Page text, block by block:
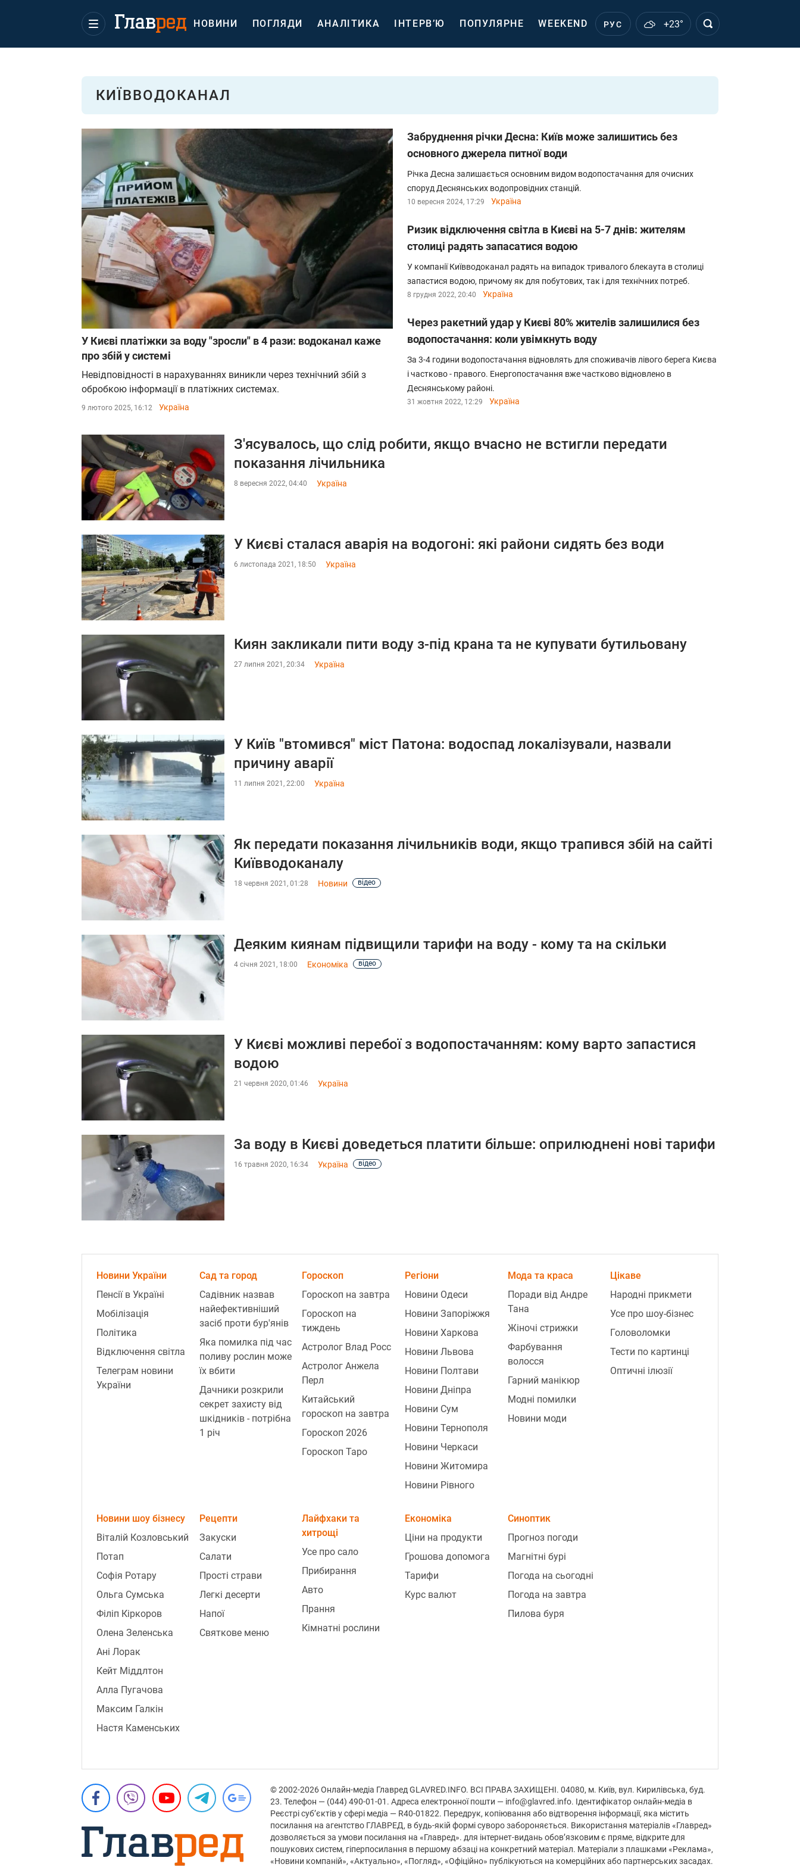
НОВИНИ ПОГЛЯДИ АНАЛІТИКА ІНТЕРВ’Ю ПОПУЛЯРНЕ WEEKEND РУС +23°
КИЇВВОДОКАНАЛ
У Києві платіжки за воду "зросли" в 4 рази: водоканал каже
про збій у системі
Невідповідності в нарахуваннях виникли через технічний збій з
обробкою інформації в платіжних системах.
9 лютого 2025, 16:12 Україна
Забруднення річки Десна: Київ може залишитись без
основного джерела питної води
Річка Десна залишається основним видом водопостачання для очисних
споруд Деснянських водопровідних станцій.
10 вересня 2024, 17:29 Україна
Ризик відключення світла в Києві на 5-7 днів: жителям
столиці радять запасатися водою
У компанії Київводоканал радять на випадок тривалого блекаута в столиці
запастися водою, причому як для побутових, так і для технічних потреб.
8 грудня 2022, 20:40 Україна
Через ракетний удар у Києві 80% жителів залишилися без
водопостачання: коли увімкнуть воду
За 3-4 години водопостачання відновлять для споживачів лівого берега Києва
і частково - правого. Енергопостачання вже частково відновлено в
Деснянському районі.
31 жовтня 2022, 12:29 Україна
З'ясувалось, що слід робити, якщо вчасно не встигли передати
показання лічильника
8 вересня 2022, 04:40 Україна
У Києві сталася аварія на водогоні: які райони сидять без води
6 листопада 2021, 18:50 Україна
Киян закликали пити воду з-під крана та не купувати бутильовану
27 липня 2021, 20:34 Україна
У Київ "втомився" міст Патона: водоспад локалізували, назвали
причину аварії
11 липня 2021, 22:00 Україна
Як передати показання лічильників води, якщо трапився збій на сайті
Київводоканалу
18 червня 2021, 01:28 Новини відео
Деяким киянам підвищили тарифи на воду - кому та на скільки
4 січня 2021, 18:00 Економіка відео
У Києві можливі перебої з водопостачанням: кому варто запастися
водою
21 червня 2020, 01:46 Україна
За воду в Києві доведеться платити більше: оприлюднені нові тарифи
16 травня 2020, 16:34 Україна відео
Новини України
Пенсії в Україні
Мобілізація
Політика
Відключення світла
Телеграм новини
України
Сад та город
Садівник назвав
найефективніший
засіб проти бур'янів
Яка помилка під час
поливу рослин може
їх вбити
Дачники розкрили
секрет захисту від
шкідників - потрібна
1 річ
Гороскоп
Гороскоп на завтра
Гороскоп на
тиждень
Астролог Влад Росс
Астролог Анжела
Перл
Китайський
гороскоп на завтра
Гороскоп 2026
Гороскоп Таро
Регіони
Новини Одеси
Новини Запоріжжя
Новини Харкова
Новини Львова
Новини Полтави
Новини Дніпра
Новини Сум
Новини Тернополя
Новини Черкаси
Новини Житомира
Новини Рівного
Мода та краса
Поради від Андре
Тана
Жіночі стрижки
Фарбування
волосся
Гарний манікюр
Модні помилки
Новини моди
Цікаве
Народні прикмети
Усе про шоу-бізнес
Головоломки
Тести по картинці
Оптичні ілюзії
Новини шоу бізнесу
Віталій Козловський
Потап
Софія Ротару
Ольга Сумська
Філіп Кіркоров
Олена Зеленська
Ані Лорак
Кейт Міддлтон
Алла Пугачова
Максим Галкін
Настя Каменських
Рецепти
Закуски
Салати
Прості страви
Легкі десерти
Напої
Святкове меню
Лайфхаки та
хитрощі
Усе про сало
Прибирання
Авто
Прання
Кімнатні рослини
Економіка
Ціни на продукти
Грошова допомога
Тарифи
Курс валют
Синоптик
Прогноз погоди
Магнітні бурі
Погода на сьогодні
Погода на завтра
Пилова буря
© 2002-2026 Онлайн-медіа Главред GLAVRED.INFO. ВСІ ПРАВА ЗАХИЩЕНІ. 04080, м. Київ, вул. Кирилівська, буд.
23. Телефон — (044) 490-01-01. Адреса електронної пошти — info@glavred.info. Ідентифікатор онлайн-медіа в
Реєстрі суб’єктів у сфері медіа — R40-01822. Передрук, копіювання або відтворення інформації, яка містить
посилання на агентство ГЛАВРЕД, в будь-якій формi суворо забороняється. Використання матеріалів «Главред»
дозволяється за умови посилання на «Главред». для інтернет-видань обов’язковим є пряме, відкрите для
пошукових систем, гіперпосилання в першому абзаці на конкретний матеріал. Матеріали з плашками «Реклама»,
«Новини компаній», «Актуально», «Погляд», «Офіційно» публікуються на комерційних або партнерських засадах.